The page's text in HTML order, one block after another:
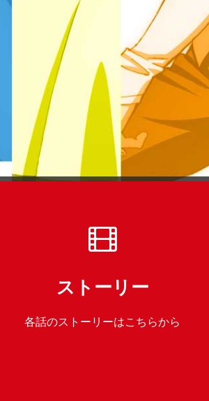
ストーリー
各話のストーリーはこちらから